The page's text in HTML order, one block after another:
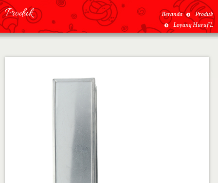
Produk Beranda
Produk
Loyang Huruf L